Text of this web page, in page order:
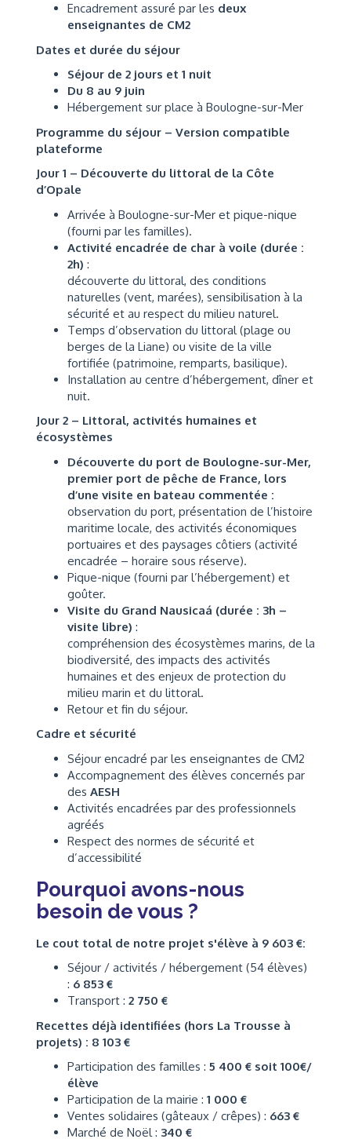
Encadrement assuré par les deux
enseignantes de CM2
Dates et durée du séjour
Séjour de 2 jours et 1 nuit
Du 8 au 9 juin
Hébergement sur place à Boulogne-sur-Mer
Programme du séjour – Version compatible
plateforme
Jour 1 – Découverte du littoral de la Côte
d’Opale
Arrivée à Boulogne-sur-Mer et pique-nique
(fourni par les familles).
Activité encadrée de char à voile (durée :
2h) :
découverte du littoral, des conditions
naturelles (vent, marées), sensibilisation à la
sécurité et au respect du milieu naturel.
Temps d’observation du littoral (plage ou
berges de la Liane) ou visite de la ville
fortifiée (patrimoine, remparts, basilique).
Installation au centre d’hébergement, dîner et
nuit.
Jour 2 – Littoral, activités humaines et
écosystèmes
Découverte du port de Boulogne-sur-Mer,
premier port de pêche de France, lors
d’une visite en bateau commentée :
observation du port, présentation de l’histoire
maritime locale, des activités économiques
portuaires et des paysages côtiers (activité
encadrée – horaire sous réserve).
Pique-nique (fourni par l’hébergement) et
goûter.
Visite du Grand Nausicaá (durée : 3h –
visite libre) :
compréhension des écosystèmes marins, de la
biodiversité, des impacts des activités
humaines et des enjeux de protection du
milieu marin et du littoral.
Retour et fin du séjour.
Cadre et sécurité
Séjour encadré par les enseignantes de CM2
Accompagnement des élèves concernés par
des AESH
Activités encadrées par des professionnels
agréés
Respect des normes de sécurité et
d’accessibilité
Pourquoi avons-nous
besoin de vous ?
Le cout total de notre projet s'élève à 9 603 €:
Séjour / activités / hébergement (54 élèves)
: 6 853 €
Transport : 2 750 €
Recettes déjà identifiées (hors La Trousse à
projets) : 8 103 €
Participation des familles : 5 400 € soit 100€/
élève
Participation de la mairie : 1 000 €
Ventes solidaires (gâteaux / crêpes) : 663 €
Marché de Noël : 340 €